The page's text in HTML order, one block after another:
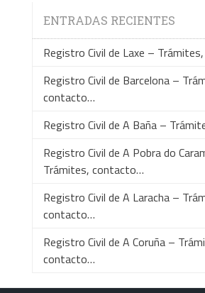
ENTRADAS RECIENTES
Registro Civil de Laxe –
Registro Civil de Barcelona –
contacto…
Registro Civil de A Baña –
Registro Civil de A Pobra do
Trámites, contacto…
Registro Civil de A Laracha –
contacto…
Registro Civil de A Coruña –
contacto…